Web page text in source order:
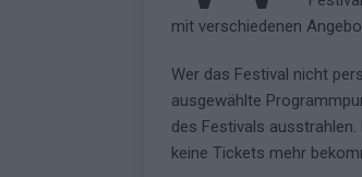
[ Mai 2026 ]
mit verschiedenen
Wer das Festival nicht
ausgewählte
des Festivals
keine Tickets mehr